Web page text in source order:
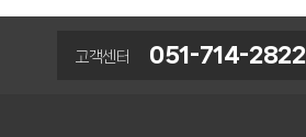
고객센터 051-714-2822